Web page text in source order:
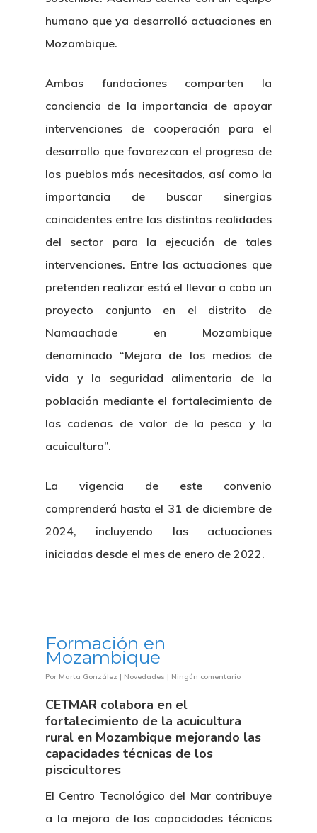
humano que ya desarrolló actuaciones en
Mozambique.
Ambas fundaciones comparten la
conciencia de la importancia de apoyar
intervenciones de cooperación para el
desarrollo que favorezcan el progreso de
los pueblos más necesitados, así como la
importancia de buscar sinergias
coincidentes entre las distintas realidades
del sector para la ejecución de tales
intervenciones. Entre las actuaciones que
pretenden realizar está el llevar a cabo un
proyecto conjunto en el distrito de
Namaachade en Mozambique
denominado “Mejora de los medios de
vida y la seguridad alimentaria de la
población mediante el fortalecimiento de
las cadenas de valor de la pesca y la
acuicultura”.
La vigencia de este convenio
comprenderá hasta el 31 de diciembre de
2024, incluyendo las actuaciones
iniciadas desde el mes de enero de 2022.
Formación en
Mozambique
Por Marta González | Novedades | Ningún comentario
CETMAR colabora en el
fortalecimiento de la acuicultura
rural en Mozambique mejorando las
capacidades técnicas de los
piscicultores
El Centro Tecnológico del Mar contribuye
a la mejora de las capacidades técnicas